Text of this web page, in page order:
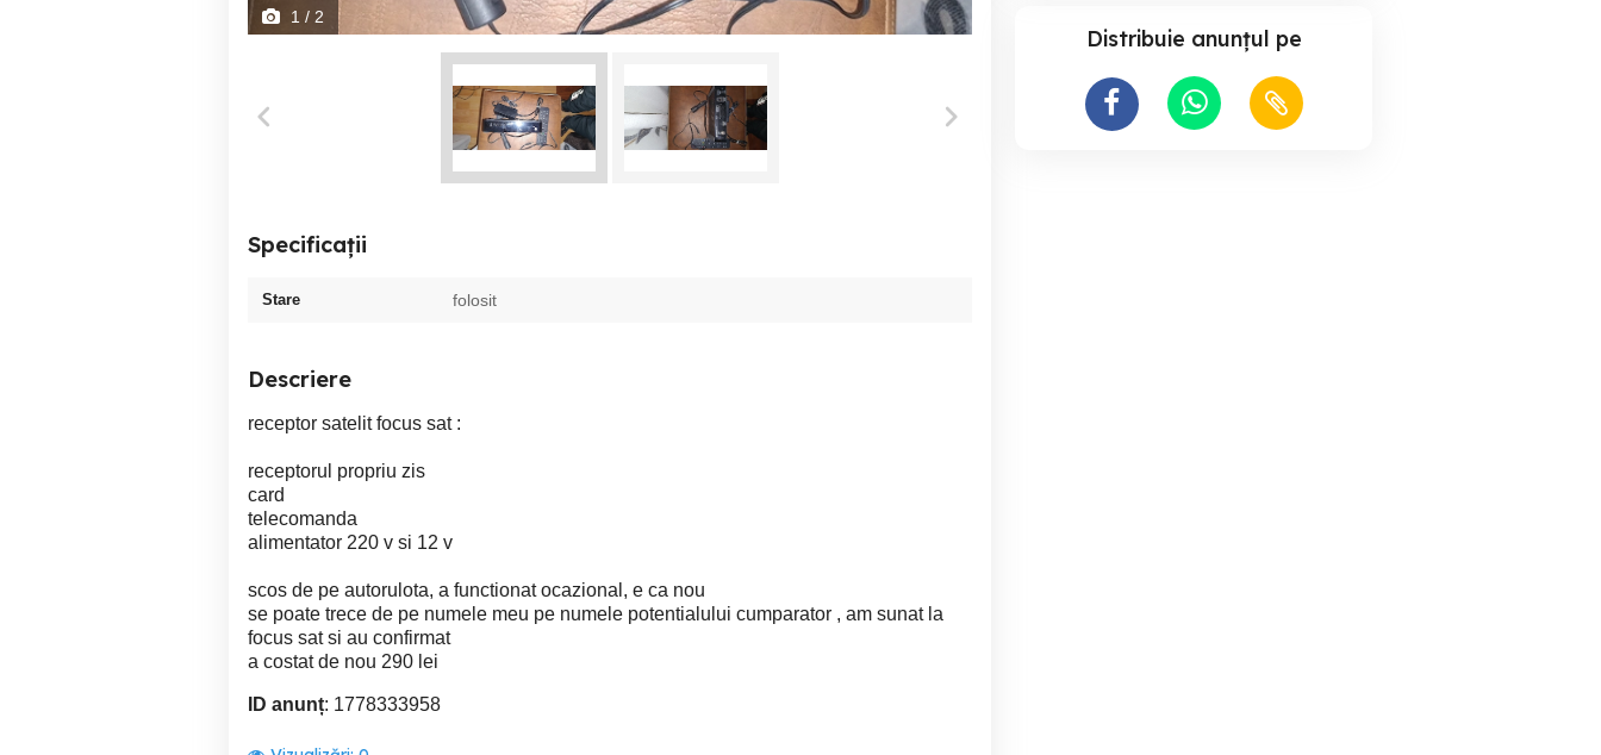
1 / 2
Specificații
Stare folosit
Descriere
receptor satelit focus sat :
receptorul propriu zis
card
telecomanda
alimentator 220 v si 12 v
scos de pe autorulota, a functionat ocazional, e ca nou
se poate trece de pe numele meu pe numele potentialului cumparator , am sunat la
focus sat si au confirmat
a costat de nou 290 lei
ID anunț: 1778333958
Distribuie anunțul pe